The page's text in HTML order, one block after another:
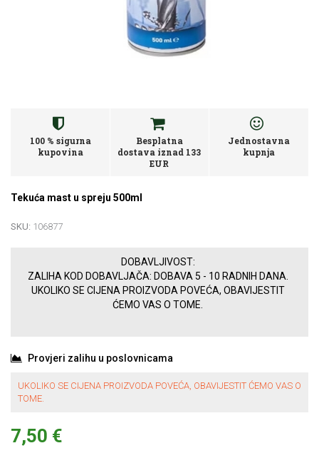
100 % sigurna
kupovina
Besplatna
dostava iznad 133
EUR
Jednostavna
kupnja
Tekuća mast u spreju 500ml
SKU: 106877
DOBAVLJIVOST:
ZALIHA KOD DOBAVLJAČA: DOBAVA 5 - 10 RADNIH DANA.
UKOLIKO SE CIJENA PROIZVODA POVEĆA, OBAVIJESTIT
ĆEMO VAS O TOME.
Provjeri zalihu u poslovnicama
UKOLIKO SE CIJENA PROIZVODA POVEĆA, OBAVIJESTIT ĆEMO VAS O
TOME.
7,50 €